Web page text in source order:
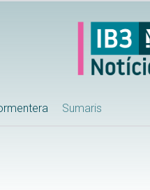
Sumaris